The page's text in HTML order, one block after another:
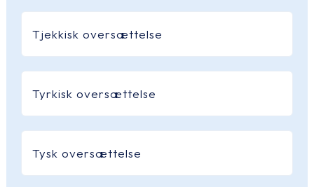
Tjekkisk oversættelse
Tyrkisk oversættelse
Tysk oversættelse